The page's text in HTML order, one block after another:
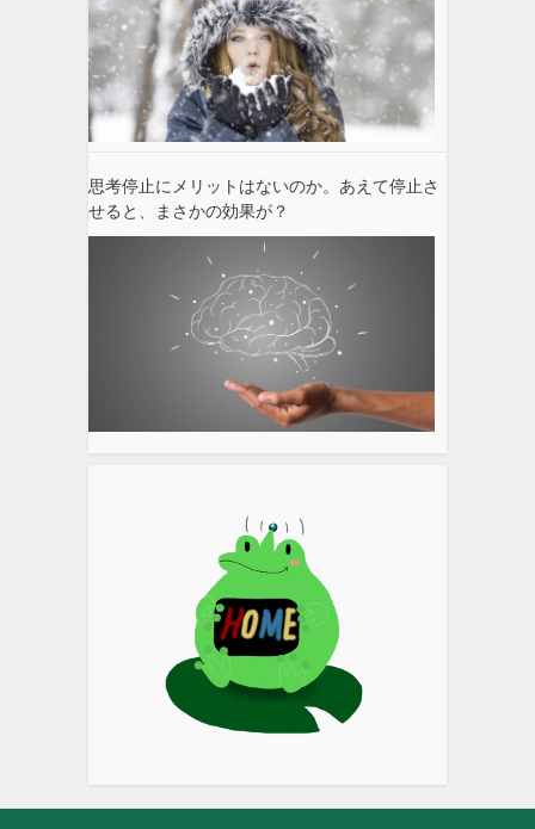
思考停止にメリットはないのか。あえて停止さ
せると、まさかの効果が？